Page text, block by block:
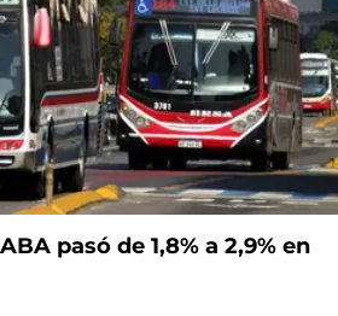
pasó de 1,8% a 2,9% en